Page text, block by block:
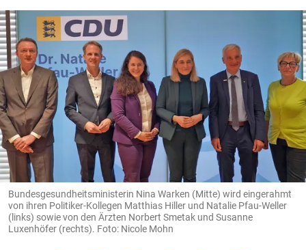
Bundesgesundheitsministerin Nina Warken (Mitte) wird eingerahmt
von ihren Politiker-Kollegen Matthias Hiller und Natalie Pfau-Weller
(links) sowie von den Ärzten Norbert Smetak und Susanne
Luxenhöfer (rechts). Foto: Nicole Mohn